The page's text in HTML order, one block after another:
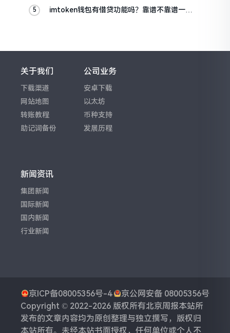
imtoken钱包有借贷功能吗？靠谱不靠谱一文
关于我们
下载渠道
网站地图
转账教程
助记词备份
公司业务
安卓下载
以太坊
币种支持
发展历程
新闻资讯
集团新闻
国际新闻
国内新闻
行业新闻
京ICP备08005356号-4
京公网安备 08005356号
Copyright © 2022-2026 版权所有北京周报本站所
发布的文章内容均为原创整理与独立撰写，版权归
本站所有。未经本站书面授权，任何单位或个人不